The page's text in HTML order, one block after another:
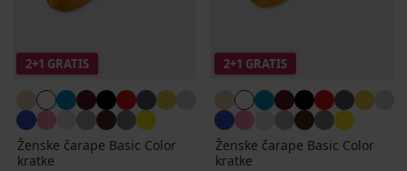
2+1 GRATIS
Ženske čarape Basic Color
kratke
2+1 GRATIS
Ženske čarape Basic Color
kratke